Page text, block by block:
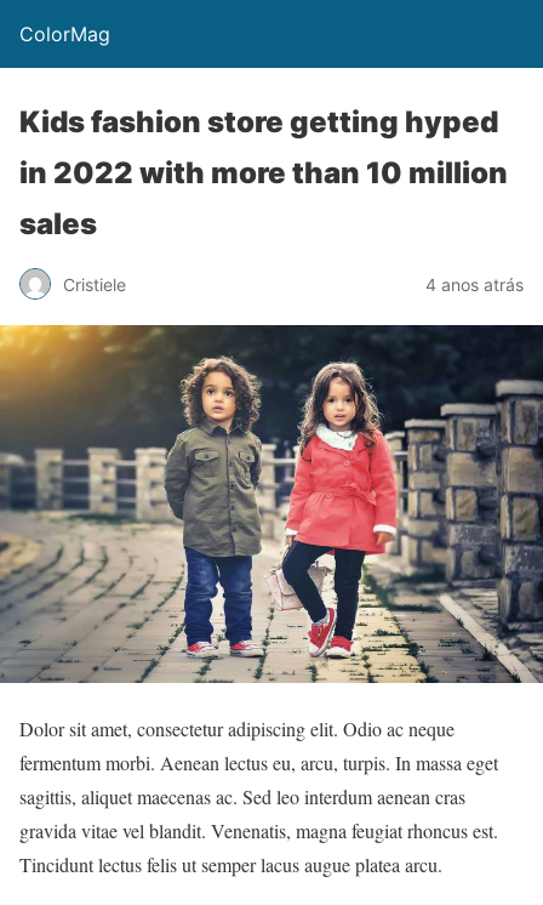
ColorMag
Kids fashion store getting hyped
in 2022 with more than 10 million
sales
Cristiele 4 anos atrás
Dolor sit amet, consectetur adipiscing elit. Odio ac neque
fermentum morbi. Aenean lectus eu, arcu, turpis. In massa eget
sagittis, aliquet maecenas ac. Sed leo interdum aenean cras
gravida vitae vel blandit. Venenatis, magna feugiat rhoncus est.
Tincidunt lectus felis ut semper lacus augue platea arcu.